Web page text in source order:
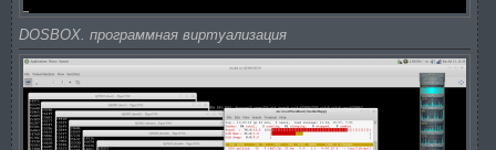
DOSBOX. программная виртуализация